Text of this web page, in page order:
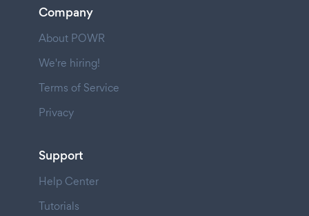
Company
About POWR
We're hiring!
Terms of Service
Privacy
Support
Help Center
Tutorials